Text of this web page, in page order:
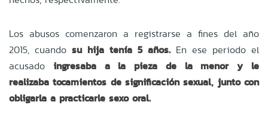
Los abusos comenzaron a registrarse a fines del año
2015, cuando su hija tenía 5 años. En ese periodo el
acusado ingresaba a la pieza de la menor y le
realizaba tocamientos de significación sexual, junto con
obligarla a practicarle sexo oral.